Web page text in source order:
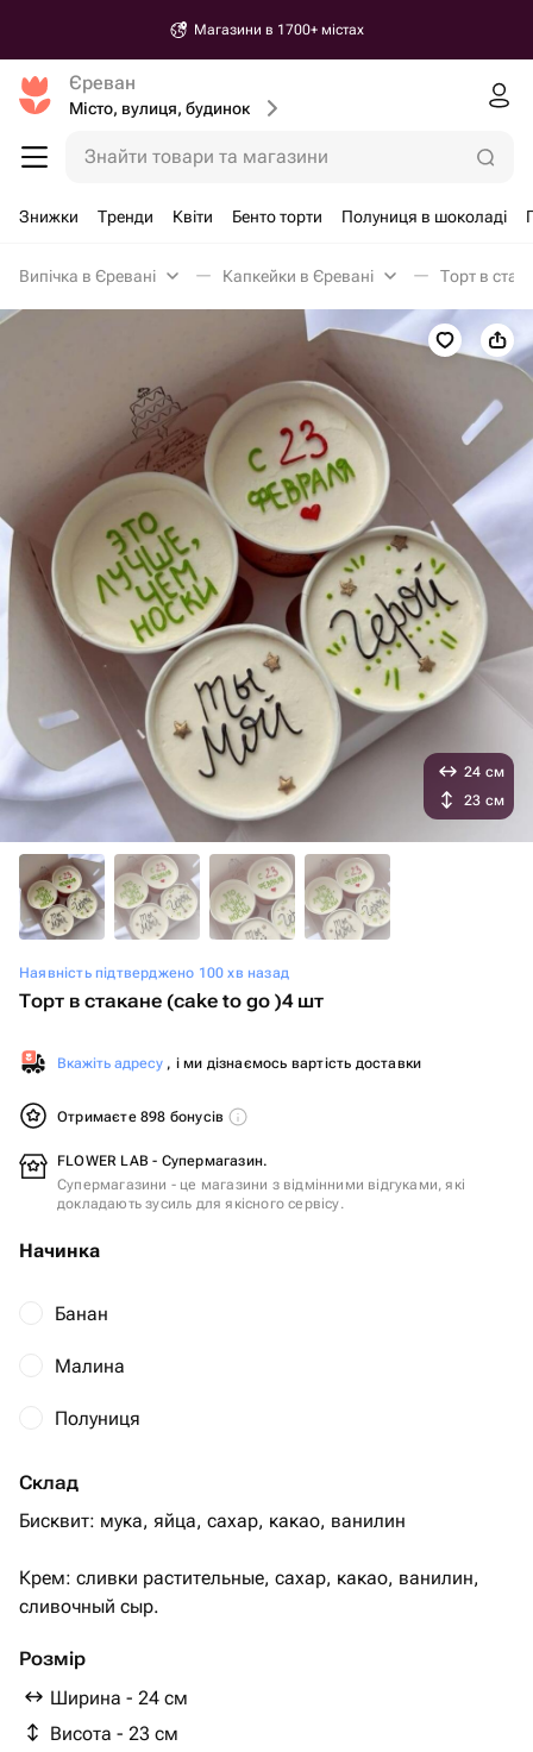
Магазини в 1700+ містах
Єреван
Місто, вулиця, будинок
Знайти товари та магазини
Знижки Тренди Квіти Бенто торти Полуниця в шоколаді
Випічка в Єревані Капкейки в Єревані Торт в
Наявність підтверджено 100 хв назад
Торт в стакане (cake to go )4 шт
Вкажіть адресу , і ми дізнаємось вартість доставки
Отримаєте 898 бонусів
FLOWER LAB - Супермагазин.
Супермагазини - це магазини з відмінними відгуками, які
докладають зусиль для якісного сервісу.
Начинка
Банан
Малина
Полуниця
Склад
Бисквит: мука, яйца, сахар, какао, ванилин
Крем: сливки растительные, сахар, какао, ванилин,
сливочный сыр.
Розмір
Ширина - 24 см
Висота - 23 см
24 см
23 см